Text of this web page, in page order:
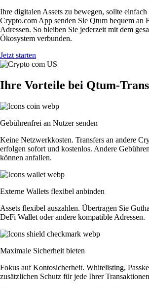
Ihre digitalen Assets zu bewegen, sollte
Crypto.com App senden Sie Qtum bequem an
Adressen. So bleiben Sie jederzeit mit dem
Ökosystem verbunden.
Jetzt starten
Ihre Vorteile bei Qtum-
Gebührenfrei an Nutzer senden
Keine Netzwerkkosten. Transfers an andere
erfolgen sofort und kostenlos. Andere
können anfallen.
Externe Wallets flexibel anbinden
Assets flexibel auszahlen. Übertragen Sie
DeFi Wallet oder andere kompatible Adressen.
Maximale Sicherheit bieten
Fokus auf Kontosicherheit. Whitelisting,
zusätzlichen Schutz für jede Ihrer